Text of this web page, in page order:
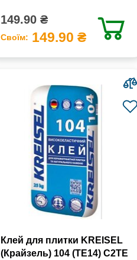
149.90 ₴
Своїм: 149.90 ₴
Клей для плитки KREISEL
(Крайзель) 104 (ТЕ14) С2TE